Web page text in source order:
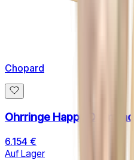
Chopard
Ohrringe Happy Diamonds
6.154 €
Auf Lager